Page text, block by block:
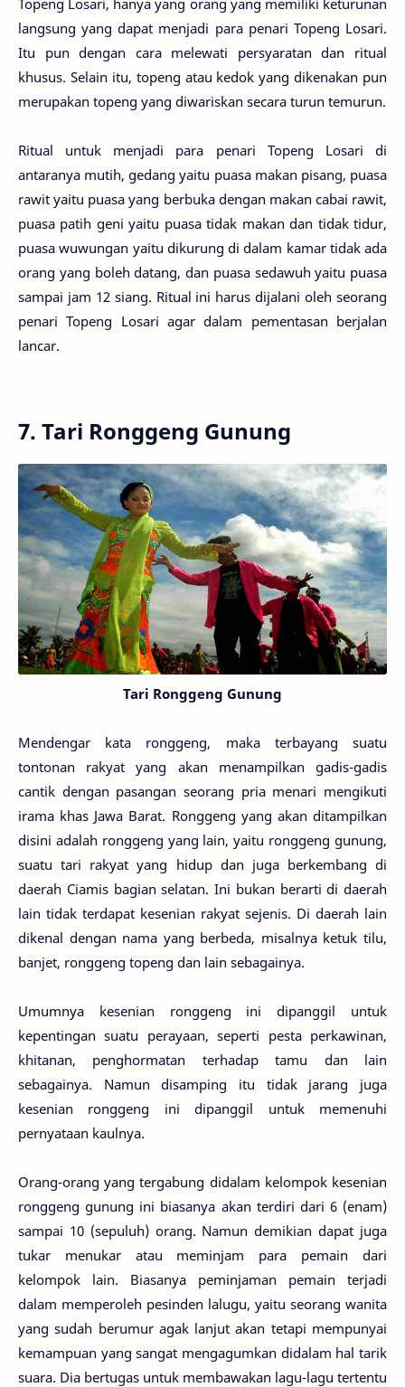
langsung yang dapat menjadi para penari Topeng Losari.
Itu pun dengan cara melewati persyaratan dan ritual
khusus. Selain itu, topeng atau kedok yang dikenakan pun
merupakan topeng yang diwariskan secara turun temurun.
Ritual untuk menjadi para penari Topeng Losari di
antaranya mutih, gedang yaitu puasa makan pisang, puasa
rawit yaitu puasa yang berbuka dengan makan cabai rawit,
puasa patih geni yaitu puasa tidak makan dan tidak tidur,
puasa wuwungan yaitu dikurung di dalam kamar tidak ada
orang yang boleh datang, dan puasa sedawuh yaitu puasa
sampai jam 12 siang. Ritual ini harus dijalani oleh seorang
penari Topeng Losari agar dalam pementasan berjalan
lancar.
7. Tari Ronggeng Gunung
Tari Ronggeng Gunung
Mendengar kata ronggeng, maka terbayang suatu
tontonan rakyat yang akan menampilkan gadis-gadis
cantik dengan pasangan seorang pria menari mengikuti
irama khas Jawa Barat. Ronggeng yang akan ditampilkan
disini adalah ronggeng yang lain, yaitu ronggeng gunung,
suatu tari rakyat yang hidup dan juga berkembang di
daerah Ciamis bagian selatan. Ini bukan berarti di daerah
lain tidak terdapat kesenian rakyat sejenis. Di daerah lain
dikenal dengan nama yang berbeda, misalnya ketuk tilu,
banjet, ronggeng topeng dan lain sebagainya.
Umumnya kesenian ronggeng ini dipanggil untuk
kepentingan suatu perayaan, seperti pesta perkawinan,
khitanan, penghormatan terhadap tamu dan lain
sebagainya. Namun disamping itu tidak jarang juga
kesenian ronggeng ini dipanggil untuk memenuhi
pernyataan kaulnya.
Orang-orang yang tergabung didalam kelompok kesenian
ronggeng gunung ini biasanya akan terdiri dari 6 (enam)
sampai 10 (sepuluh) orang. Namun demikian dapat juga
tukar menukar atau meminjam para pemain dari
kelompok lain. Biasanya peminjaman pemain terjadi
dalam memperoleh pesinden lalugu, yaitu seorang wanita
yang sudah berumur agak lanjut akan tetapi mempunyai
kemampuan yang sangat mengagumkan didalam hal tarik
suara. Dia bertugas untuk membawakan lagu-lagu tertentu